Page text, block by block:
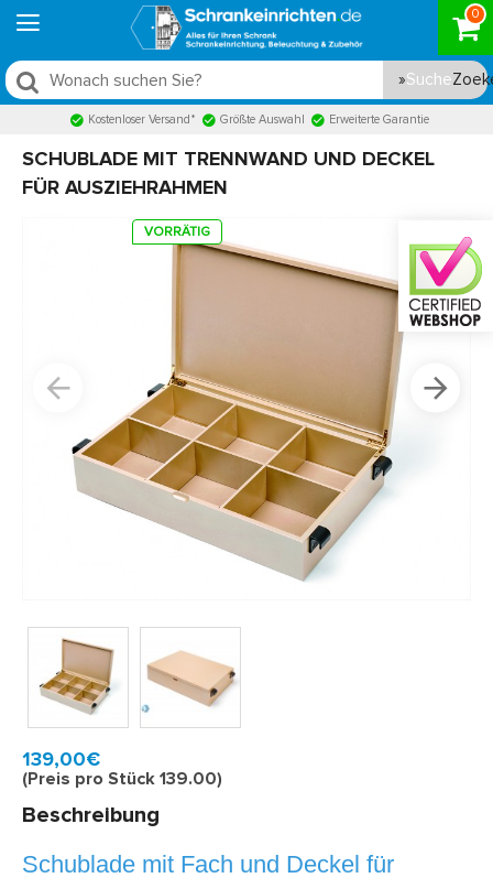
0
Suche
Kostenloser Versand* Größte Auswahl Erweiterte Garantie
SCHUBLADE MIT TRENNWAND UND DECKEL
FÜR AUSZIEHRAHMEN
VORRÄTIG
Schnell zu Hause, 2 bis 3 Werktagen
139,00€
(Preis pro Stück 139.00)
Beschreibung
Schublade mit Fach und Deckel für